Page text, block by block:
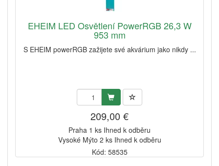
EHEIM LED Osvětlení PowerRGB 26,3 W
953 mm
S EHEIM powerRGB zažijete své akvárium jako nikdy ...
209,00 €
Praha 1 ks Ihned k odběru
Vysoké Mýto 2 ks Ihned k odběru
Kód: 58535